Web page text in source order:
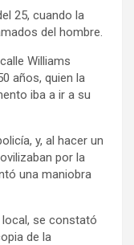
25, cuando la
del hombre.
Williams
años, quien la
iba a ir a su
y, al hacer un
por la
una maniobra
se constató
de la